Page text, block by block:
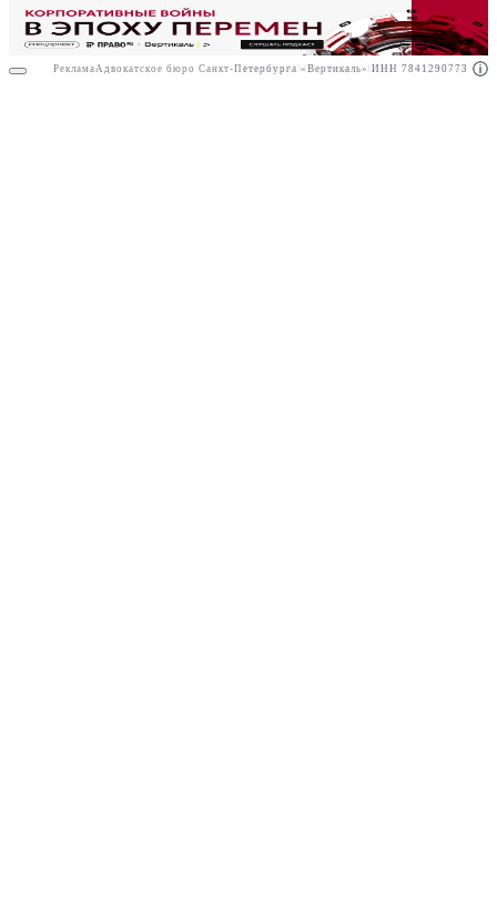
Реклама АО"Право.ру" ИНН: 7708095468
Реклама Адвокатское бюро Санкт-Петербурга «Вертикаль» ИНН 7841290773